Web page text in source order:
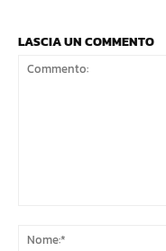
LASCIA UN COMMENTO